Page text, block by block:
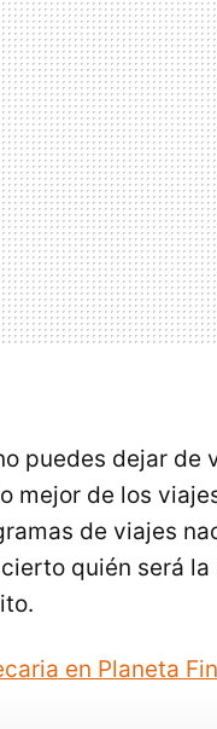
puedes dejar
mejor de los
de viajes
quién será
en Planeta